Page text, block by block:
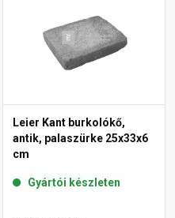
Leier Kant burkolókő,
antik, palaszürke 25x33x6
cm
Gyártói készleten